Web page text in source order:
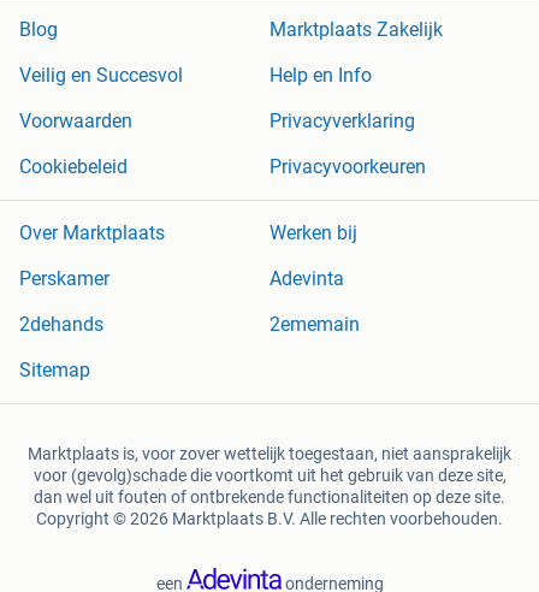
Blog
Marktplaats Zakelijk
Veilig en Succesvol
Help en Info
Voorwaarden
Privacyverklaring
Cookiebeleid
Privacyvoorkeuren
Over Marktplaats
Werken bij
Perskamer
Adevinta
2dehands
2ememain
Sitemap
Marktplaats is, voor zover wettelijk toegestaan, niet aansprakelijk
voor (gevolg)schade die voortkomt uit het gebruik van deze site,
dan wel uit fouten of ontbrekende functionaliteiten op deze site.
Copyright © 2026 Marktplaats B.V. Alle rechten voorbehouden.
een onderneming